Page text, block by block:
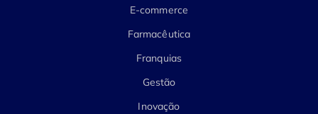
E-commerce
Farmacêutica
Franquias
Gestão
Inovação